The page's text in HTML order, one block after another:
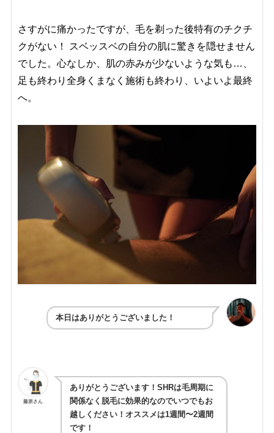
さすがに痛かったですが、毛を剃った後特有のチクチ
クがない！ スベッスベの自分の肌に驚きを隠せません
でした。心なしか、肌の赤みが少ないような気も…、
足も終わり全身くまなく施術も終わり、いよいよ最終
へ。
本日はありがとうございました！
藤原さん
ありがとうございます！SHRは毛周期に
関係なく脱毛に効果的なのでいつでもお
越しください！オススメは1週間〜2週間
です！